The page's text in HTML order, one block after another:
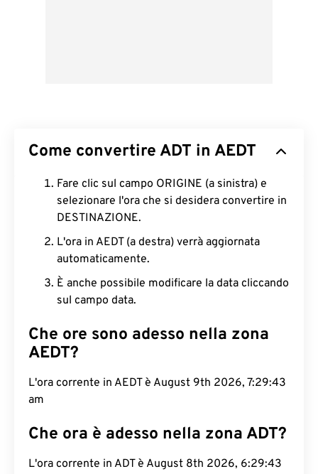
Come convertire ADT in AEDT
Fare clic sul campo ORIGINE (a sinistra) e
selezionare l'ora che si desidera convertire in
DESTINAZIONE.
L'ora in AEDT (a destra) verrà aggiornata
automaticamente.
È anche possibile modificare la data cliccando
sul campo data.
Che ore sono adesso nella zona
AEDT?
L'ora corrente in AEDT è August 9th 2026, 7:29:43
am
Che ora è adesso nella zona ADT?
L'ora corrente in ADT è August 8th 2026, 6:29:43